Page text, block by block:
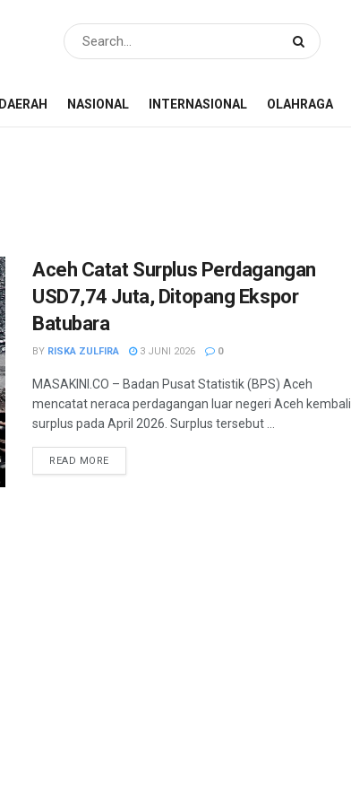
DAERAH NASIONAL INTERNASIONAL OLAHRAGA
Aceh Catat Surplus Perdagangan
USD7,74 Juta, Ditopang Ekspor
Batubara
BY RISKA ZULFIRA 3 JUNI 2026 0
MASAKINI.CO – Badan Pusat Statistik (BPS) Aceh
mencatat neraca perdagangan luar negeri Aceh kembali
surplus pada April 2026. Surplus tersebut ...
READ MORE